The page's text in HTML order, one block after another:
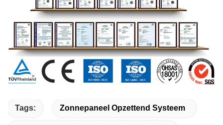
Tags: Zonnepaneel Opzettend Systeem